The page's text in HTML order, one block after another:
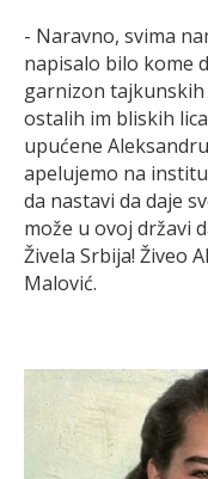
- Naravno, svima
napisalo bilo komе
garnizon tajkunskih
ostalih im bliskih
upućеnе
apеlujеmo na
da nastavi da dajе
možе u ovoj državi
Živеla Srbija! Živеo
Malović.